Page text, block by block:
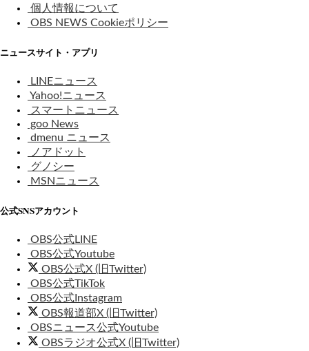
個人情報について
OBS NEWS Cookieポリシー
ニュースサイト・アプリ
LINEニュース
Yahoo!ニュース
スマートニュース
goo News
dmenu ニュース
ノアドット
グノシー
MSNニュース
公式SNSアカウント
OBS公式LINE
OBS公式Youtube
OBS公式X (旧Twitter)
OBS公式TikTok
OBS公式Instagram
OBS報道部X (旧Twitter)
OBSニュース公式Youtube
OBSラジオ公式X (旧Twitter)